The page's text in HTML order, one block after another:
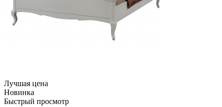
Лучшая цена
Новинка
Быстрый просмотр